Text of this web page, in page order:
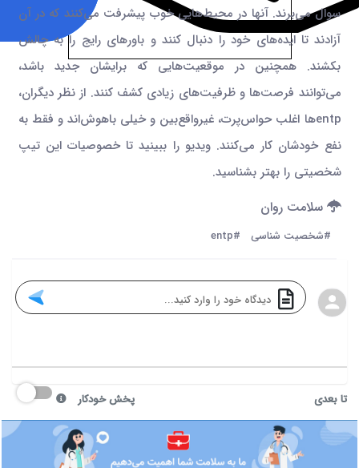
سوال می‌برند. آنها در محیط‌هایی خوب پیشرفت می‌کنند که در آن
آزادند تا ایده‌های خود را دنبال کنند و باورهای رایج را به چالش
بکشند. همچنین در موقعیت‌هایی که برایشان جدید باشد،
می‌توانند فرصت‌ها و ظرفیت‌های زیادی کشف کنند. از نظر دیگران،
entpها اغلب حواس‌پرت، غیرواقع‌بین و خیلی باهوش‌اند و فقط به
نفع خودشان کار می‌کنند. ویدیو را ببینید تا خصوصیات این تیپ
شخصیتی را بهتر بشناسید.
سلامت روان
#شخصیت شناسی #entp
تا بعدی پخش خودکار